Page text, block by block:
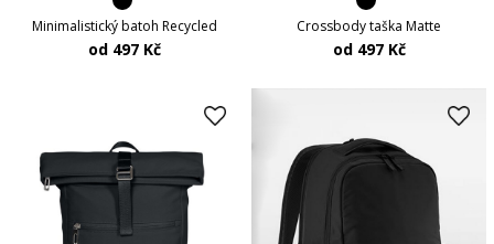
Minimalistický batoh Recycled
od 497 Kč
Crossbody taška Matte
od 497 Kč